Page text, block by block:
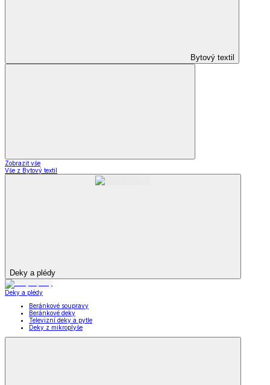
Bytový textil
Zobrazit vše
Vše z Bytový textil
Deky a plédy
Deky a plédy
Beránkové soupravy
Beránkové deky
Televizní deky a pytle
Deky z mikroplyše